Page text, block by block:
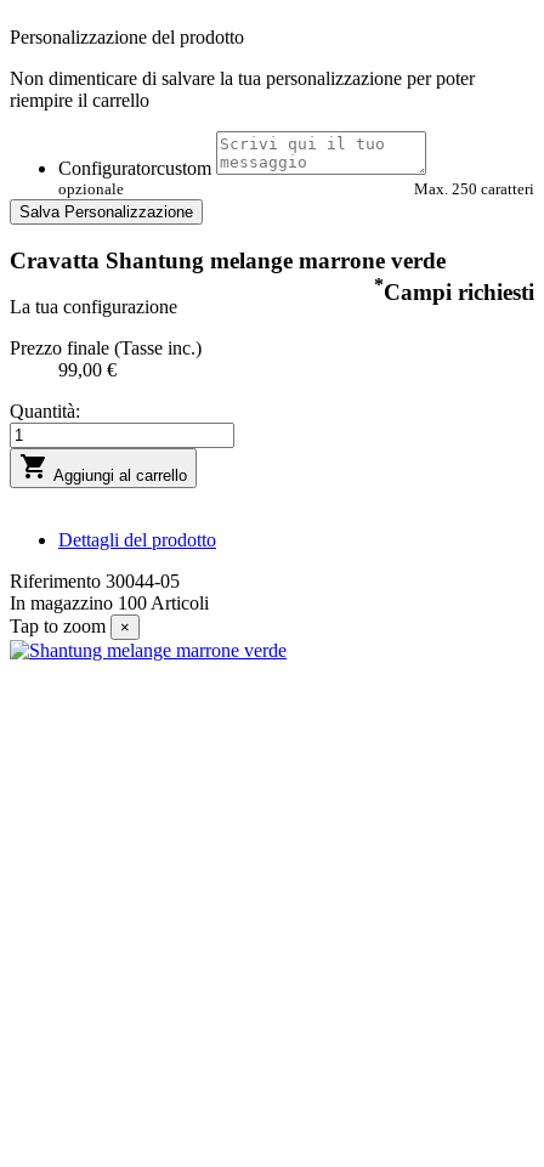
Personalizzazione del prodotto
Non dimenticare di salvare la tua personalizzazione per poter
riempire il carrello
Configuratorcustom
opzionale
Max. 250 caratteri
Salva Personalizzazione
Cravatta Shantung melange marrone verde
*Campi richiesti
La tua configurazione
Prezzo finale (Tasse inc.)
99,00 €
Quantità:
 Aggiungi al carrello
Dettagli del prodotto
Riferimento 30044-05
In magazzino 100 Articoli
Tap to zoom
×